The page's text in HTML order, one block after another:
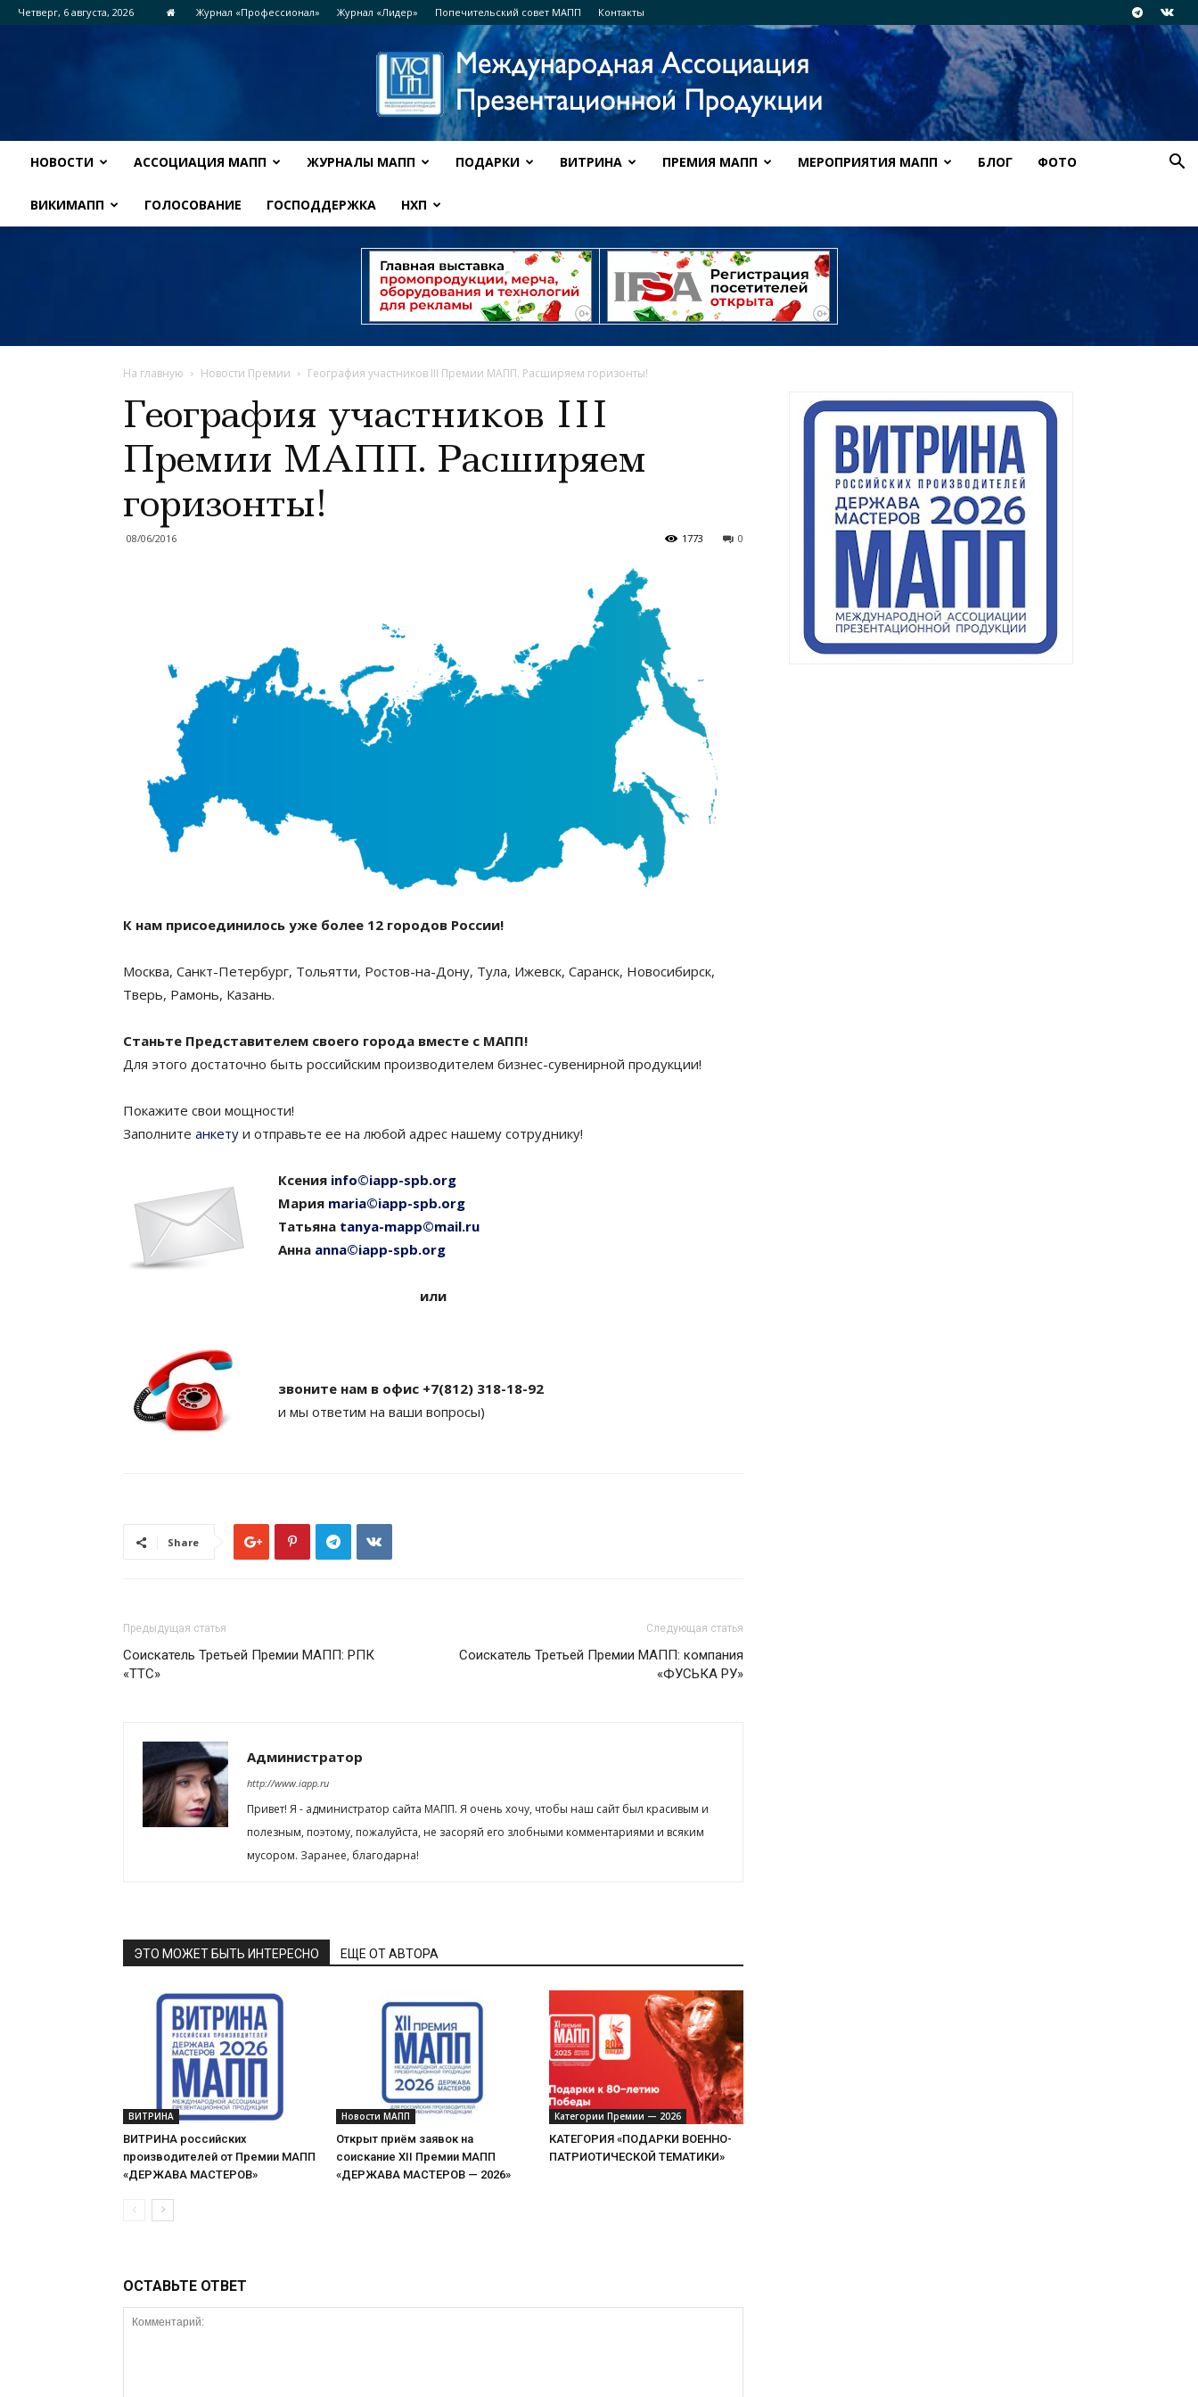
Четверг, 6 августа, 2026 Журнал «Профессионал» Журнал «Лидер» Попечительский совет МАПП Контакты
НОВОСТИ АССОЦИАЦИЯ МАПП ЖУРНАЛЫ МАПП ПОДАРКИ ВИТРИНА ПРЕМИЯ МАПП МЕРОПРИЯТИЯ МАПП БЛОГ ФОТО
ВИКИМАПП ГОЛОСОВАНИЕ ГОСПОДДЕРЖКА НХП
На главную Новости Премии География участников III Премии МАПП. Расширяем горизонты!
География участников III
Премии МАПП. Расширяем
горизонты!
08/06/2016 0
1773
К нам присоединилось уже более 12 городов России!
Москва, Санкт-Петербург, Тольятти, Ростов-на-Дону, Тула, Ижевск, Саранск, Новосибирск,
Тверь, Рамонь, Казань.
Станьте Представителем своего города вместе с МАПП!
Для этого достаточно быть российским производителем бизнес-сувенирной продукции!
Покажите свои мощности!
Заполните анкету и отправьте ее на любой адрес нашему сотруднику!
Ксения info©iapp-spb.org
Мария maria©iapp-spb.org
Татьяна tanya-mapp©mail.ru
Анна anna©iapp-spb.org
или
звоните нам в офис +7(812) 318-18-92
и мы ответим на ваши вопросы)
Share
Предыдущая статья
Соискатель Третьей Премии МАПП: РПК
«ТТС»
Следующая статья
Соискатель Третьей Премии МАПП: компания
«ФУСЬКА РУ»
Администратор
http://www.iapp.ru
Привет! Я - администратор сайта МАПП. Я очень хочу, чтобы наш сайт был красивым и
полезным, поэтому, пожалуйста, не засоряй его злобными комментариями и всяким
мусором. Заранее, благодарна!
ЭТО МОЖЕТ БЫТЬ ИНТЕРЕСНО ЕЩЕ ОТ АВТОРА
ВИТРИНА
ВИТРИНА российских
производителей от Премии МАПП
«ДЕРЖАВА МАСТЕРОВ»
Новости МАПП
Открыт приём заявок на
соискание XII Премии МАПП
«ДЕРЖАВА МАСТЕРОВ — 2026»
Категории Премии — 2026
КАТЕГОРИЯ «ПОДАРКИ ВОЕННО-
ПАТРИОТИЧЕСКОЙ ТЕМАТИКИ»
ОСТАВЬТЕ ОТВЕТ